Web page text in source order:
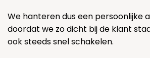
We hanteren dus een persoonlijke
doordat we zo dicht bij de klant
ook steeds snel schakelen.